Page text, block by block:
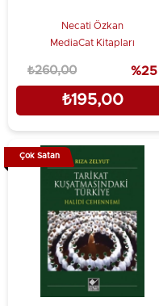
Necati Özkan
MediaCat Kitapları
₺195,00
₺260,00 %25
Çok Satan